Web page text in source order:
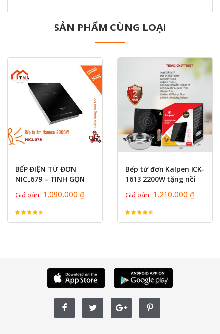
SẢN PHẨM CÙNG LOẠI
BẾP ĐIỆN TỪ ĐƠN
NICL679 – TINH GỌN
KHÔNG GIAN, MẠNH
MẼ HIỆU...
Giá bán: 1,090,000 ₫
Bếp từ đơn Kalpen ICK-
1613 2200W tặng nồi
Giá bán: 1,210,000 ₫
prev next